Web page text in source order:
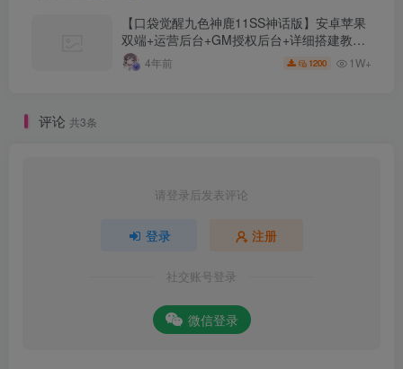
【口袋觉醒九色神鹿11SS神话版】安卓苹果
双端+运营后台+GM授权后台+详细搭建教
程。 4年前 1200 1W+
评论 共3条
请登录后发表评论
登录 注册
社交账号登录
微信登录